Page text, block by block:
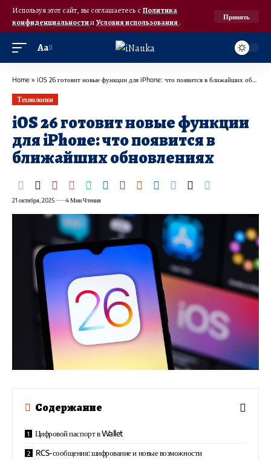
Используя этот сайт, вы соглашаетесь с Политика
конфиденциальностииУсловия использования.
Принять
Аа
Home » iOS 26 готовит новые функции для iPhone: что появится в ближайших обновлениях
Технологии
iOS 26 готовит новые функции
для iPhone: что появится в
ближайших обновлениях
21 октября, 2025 4 Мин Чтения
Содержание
Цифровой паспорт в Wallet
RCS-сообщения: шифрование и новые возможности